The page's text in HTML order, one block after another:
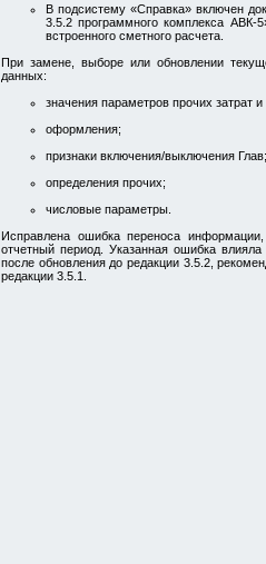
В подсистему «Справка» включен
3.5.2 программного комплекса АВК-
встроенного сметного расчета.
При замене, выборе или обновлении
данных:
значения параметров прочих затрат и
оформления;
признаки включения/выключения Глав;
определения прочих;
числовые параметры.
Исправлена ошибка переноса
отчетный период. Указанная ошибка
после обновления до редакции 3.5.2,
редакции 3.5.1.